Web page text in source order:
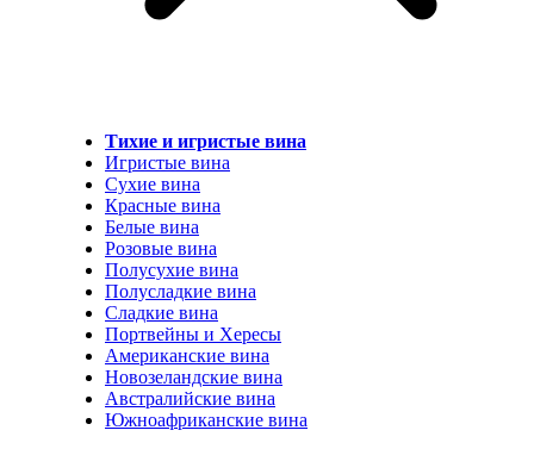
Тихие и игристые вина
Игристые вина
Сухие вина
Красные вина
Белые вина
Розовые вина
Полусухие вина
Полусладкие вина
Сладкие вина
Портвейны и Хересы
Американские вина
Новозеландские вина
Австралийские вина
Южноафриканские вина